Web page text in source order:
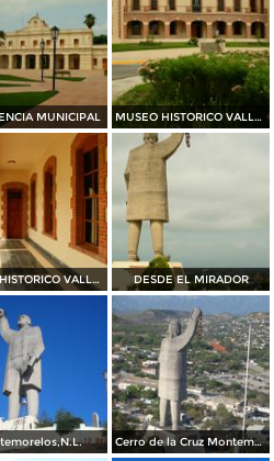
MUNICIPAL MUSEO HISTORICO VALLE DEL PILON Y CASA DE LA CULTURA
MUSEO HISTORICO VALLE DEL PILON Y CASA DE LA CULTURA DESDE EL MIRADOR
Cerro de la Cruz Montemorelos, N.L.